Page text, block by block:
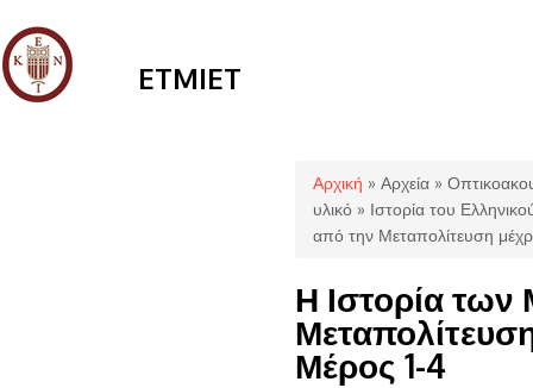
ETMIET
Είστε εδώ
Αρχική » Αρχεία »
υλικό » Ιστορία του
από την Μεταπολίτευση
Η Ιστορία
Μέρος 1-4